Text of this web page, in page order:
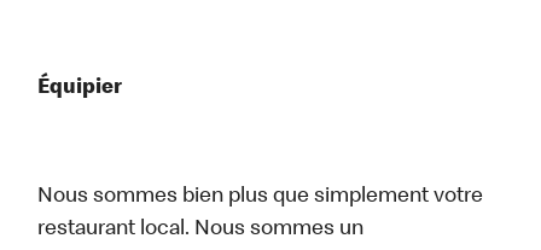
Équipier
Nous sommes bien plus que simplement votre
restaurant local. Nous sommes un